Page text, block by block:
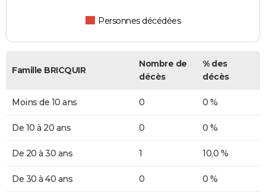
Personnes décédées
Famille BRICQUIR
Nombre de
décès
% des
décès
Moins de 10 ans 0 0 %
De 10 à 20 ans 0 0 %
De 20 à 30 ans 1 10,0 %
De 30 à 40 ans 0 0 %